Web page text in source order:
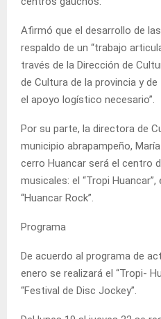
Afirmó que el desarrollo de
respaldo de un “trabajo
través de la Dirección de
de Cultura de la provincia y
el apoyo logístico necesario”.
Por su parte, la directora de
municipio abrapampeño,
cerro Huancar será el centro
musicales: el “Tropi
“Huancar Rock”.
Programa
De acuerdo al programa de
enero se realizará el “Tropi-
“Festival de Disc Jockey”.